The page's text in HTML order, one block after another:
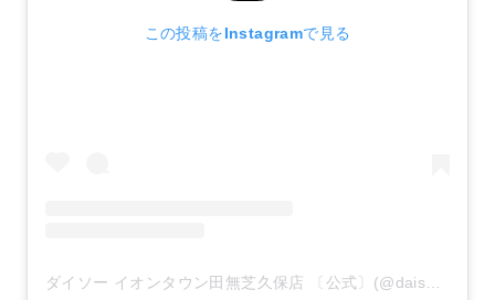
この投稿をInstagramで見る
ダイソー イオンタウン田無芝久保店 〔公式〕(@daiso_tanashishibakubo)がシェアした投稿